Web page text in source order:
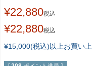
¥22,880税込
¥22,880税込
¥15,000(税込)以上お買い